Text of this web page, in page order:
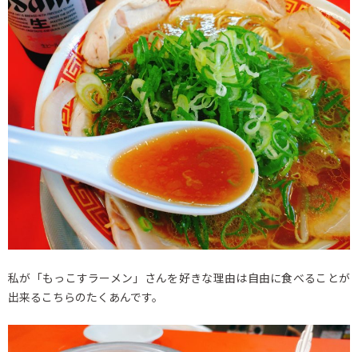
私が「もっこすラーメン」さんを好きな理由は自由に食べることが
出来るこちらのたくあんです。